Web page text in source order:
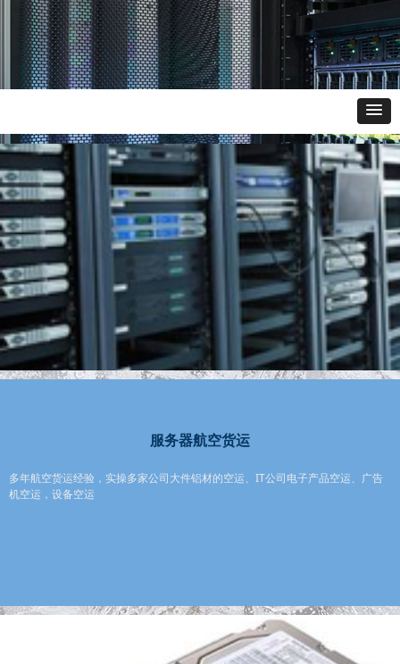
服务器航空货运
多年航空货运经验，实操多家公司大件铝材的空运、IT公司电子产品空运、广告
机空运，设备空运